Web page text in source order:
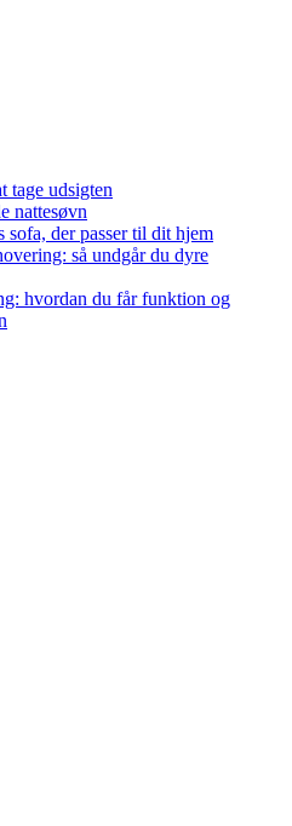
tage udsigten
nattesøvn
der passer til dit hjem
så undgår du dyre
hvordan du får funktion og